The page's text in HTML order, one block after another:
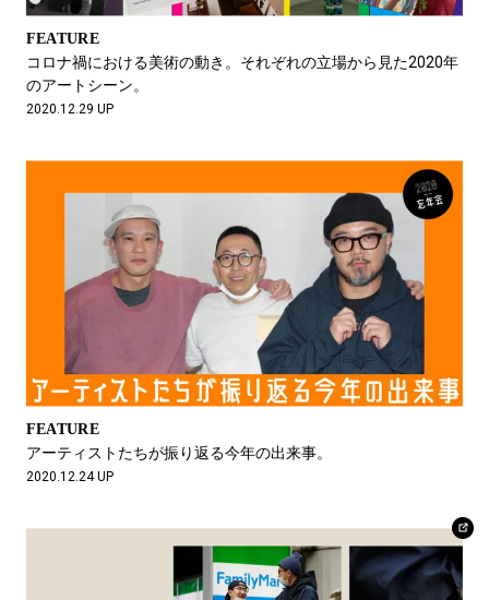
FEATURE
コロナ禍における美術の動き。それぞれの立場から見た2020年
のアートシーン。
2020.12.29 UP
FEATURE
アーティストたちが振り返る今年の出来事。
2020.12.24 UP